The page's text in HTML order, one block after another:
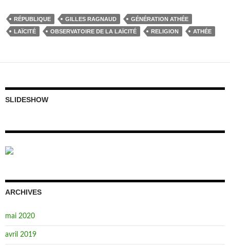
RÉPUBLIQUE GILLES RAGNAUD
GÉNÉRATION ATHÉE
LAÏCITÉ
OBSERVATOIRE DE LA LAÏCITÉ RELIGION ATHÉE
SLIDESHOW
ARCHIVES
mai 2020
avril 2019